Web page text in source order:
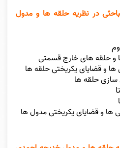
در نظریه حلقه ها و مدول
و حلقه های خارج قسمتی
و قضایای یکریختی حلقه ها
حلقه ها
و قضایای یکریختی مدول ها